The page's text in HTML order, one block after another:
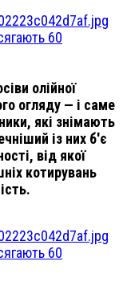
60
олійної
огляду — і саме
які знімають
із них б'є
від якої
котирувань
60